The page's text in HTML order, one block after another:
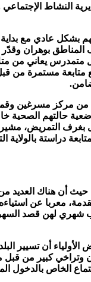
النشاط الإجتماعي
بشكل عادي مع بداية
مع متابعة مستمرة
من مركز مسرغين
لوضعية حالتهم
دراستة بالولاية
أن هناك العديد
معربا عن
شهري لهن قصد
أن تسيير
وتراخي كبير من
إجتماع الخاص